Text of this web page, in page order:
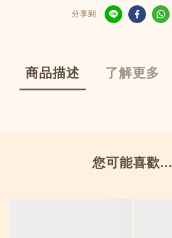
分享到
商品描述 了解更多
您可能喜歡...